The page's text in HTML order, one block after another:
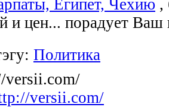
Египет, Чехию ,
и цен... порадует Ваш
Политика
versii.com/
versii.com/